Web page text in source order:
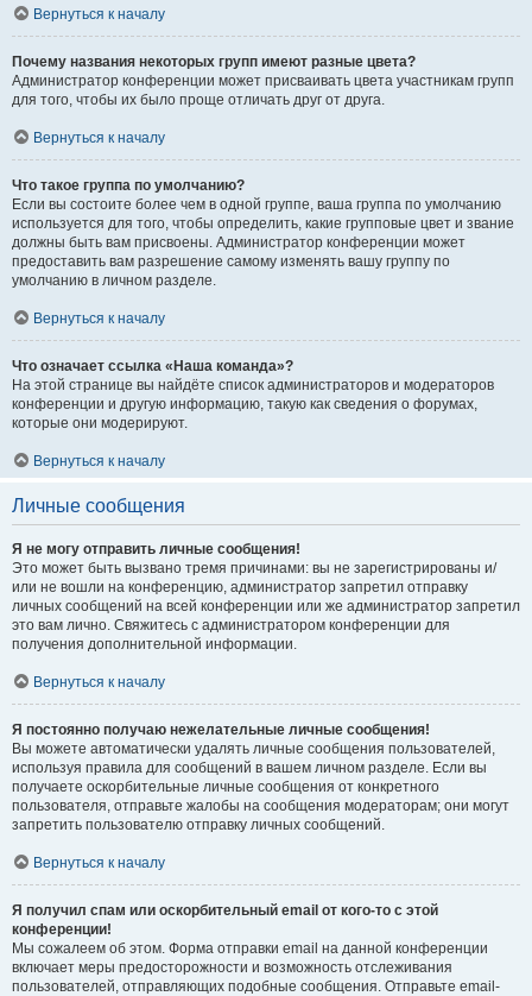
Вернуться к началу
Почему названия некоторых групп имеют разные цвета?
Администратор конференции может присваивать цвета участникам групп
для того, чтобы их было проще отличать друг от друга.
Вернуться к началу
Что такое группа по умолчанию?
Если вы состоите более чем в одной группе, ваша группа по умолчанию
используется для того, чтобы определить, какие групповые цвет и звание
должны быть вам присвоены. Администратор конференции может
предоставить вам разрешение самому изменять вашу группу по
умолчанию в личном разделе.
Вернуться к началу
Что означает ссылка «Наша команда»?
На этой странице вы найдёте список администраторов и модераторов
конференции и другую информацию, такую как сведения о форумах,
которые они модерируют.
Вернуться к началу
Личные сообщения
Я не могу отправить личные сообщения!
Это может быть вызвано тремя причинами: вы не зарегистрированы и/
или не вошли на конференцию, администратор запретил отправку
личных сообщений на всей конференции или же администратор запретил
это вам лично. Свяжитесь с администратором конференции для
получения дополнительной информации.
Вернуться к началу
Я постоянно получаю нежелательные личные сообщения!
Вы можете автоматически удалять личные сообщения пользователей,
используя правила для сообщений в вашем личном разделе. Если вы
получаете оскорбительные личные сообщения от конкретного
пользователя, отправьте жалобы на сообщения модераторам; они могут
запретить пользователю отправку личных сообщений.
Вернуться к началу
Я получил спам или оскорбительный email от кого-то с этой
конференции!
Мы сожалеем об этом. Форма отправки email на данной конференции
включает меры предосторожности и возможность отслеживания
пользователей, отправляющих подобные сообщения. Отправьте email-